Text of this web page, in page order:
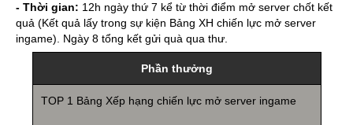
- Thời gian: 12h ngày thứ 7 kể từ thời điểm mở server chốt kết
quả (Kết quả lấy trong sự kiện Bảng XH chiến lực mở server
ingame). Ngày 8 tổng kết gửi quà qua thư.
Phần thưởng
TOP 1 Bảng Xếp hạng chiến lực mở server ingame